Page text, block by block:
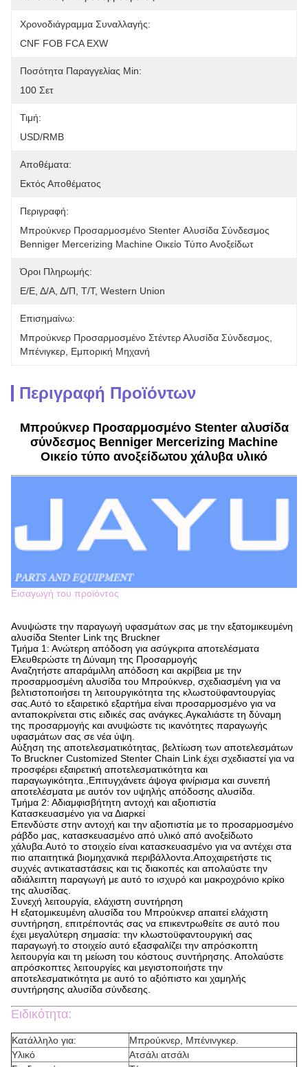
Χρονοδιάγραμμα Συναλλαγής:
CNF FOB FCA EXW
Ποσότητα Παραγγελίας Min:
100 Σετ
Τιμή:
USD/RMB
Αποθέματα:
Εκτός Αποθέματος
Περιγραφή:
Μπρούκνερ Προσαρμοσμένο Stenter Αλυσίδα Σύνδεσμος
Benniger Mercerizing Machine Οικείο Τύπο Ανοξείδωτ
Όροι Πληρωμής:
Ε/Ε, Δ/Α, Δ/Π, Τ/Τ, Western Union
Επισημαίνω:
Μπρούκνερ Προσαρμοσμένο Στέντερ Αλυσίδα Σύνδεσμος
Μπένιγκερ Εμπορική Μηχανή
Περιγραφή Προϊόντων
Μπρούκνερ Προσαρμοσμένο Stenter αλυσίδα
σύνδεσμος Benniger Mercerizing Machine
Οικείο τύπο ανοξείδωτου χάλυβα υλικό
Εισαγωγή του προϊόντος
Ανυψώστε την παραγωγή υφασμάτων σας με την εξατομικευμένη
αλυσίδα Stenter Link της Bruckner
Τμήμα 1: Ανώτερη απόδοση για ασύγκριτα αποτελέσματα
Ελευθερώστε τη Δύναμη της Προσαρμογής
Αναζητήστε απαράμιλλη απόδοση και ακρίβεια με την
προσαρμοσμένη αλυσίδα του Μπρούκνερ, σχεδιασμένη για να
βελτιστοποιήσει τη λειτουργικότητα της κλωστοϋφαντουργίας
σας.Αυτό το εξαιρετικό εξαρτήμα είναι προσαρμοσμένο για να
ανταποκρίνεται στις ειδικές σας ανάγκες.Αγκαλιάστε τη δύναμη
της προσαρμογής και ανυψώστε τις ικανότητες παραγωγής
υφασμάτων σας σε νέα ύψη.
Αύξηση της αποτελεσματικότητας, βελτίωση των αποτελεσμάτων
Το Bruckner Customized Stenter Chain Link έχει σχεδιαστεί για να
προσφέρει εξαιρετική αποτελεσματικότητα και
παραγωγικότητα.,Επιτυγχάνετε άψογα φινίρισμα και συνεπή
αποτελέσματα με αυτόν τον υψηλής απόδοσης αλυσίδα.
Τμήμα 2: Αδιαμφισβήτητη αντοχή και αξιοπιστία
Κατασκευασμένο για να Διαρκεί
Επενδύστε στην αντοχή και την αξιοπιστία με το προσαρμοσμένο
ράβδο μας, κατασκευασμένο από υλικό από ανοξείδωτο
χάλυβα.Αυτό το στοιχείο είναι κατασκευασμένο για να αντέχει στα
πιο απαιτητικά βιομηχανικά περιβάλλοντα.Αποχαιρετήστε τις
συχνές αντικαταστάσεις και τις διακοπές και απολαύστε την
αδιάλειπτη παραγωγή με αυτό το ισχυρό και μακροχρόνιο κρίκο
της αλυσίδας.
Συνεχή λειτουργία, ελάχιστη συντήρηση
Η εξατομικευμένη αλυσίδα του Μπρούκνερ απαιτεί ελάχιστη
συντήρηση, επιτρέποντάς σας να επικεντρωθείτε σε αυτό που
έχει μεγαλύτερη σημασία: την κλωστοϋφαντουργική σας
παραγωγή.το στοιχείο αυτό εξασφαλίζει την απρόσκοπτη
λειτουργία και τη μείωση του κόστους συντήρησης. Απολαύστε
απρόσκοπτες λειτουργίες και μεγιστοποιήστε την
αποτελεσματικότητα με αυτό το αξιόπιστο και χαμηλής
συντήρησης αλυσίδα σύνδεσης.
Ειδικότητα:
Κατάλληλο για:
Μπρούκνερ, Μπένινγκερ.
Υλικό
Ατσάλι ατσάλι